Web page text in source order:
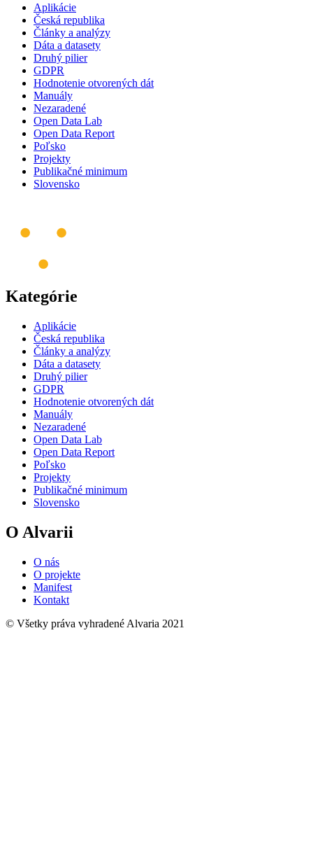
Aplikácie
Česká republika
Články a analýzy
Dáta a datasety
Druhý pilier
GDPR
Hodnotenie otvorených dát
Manuály
Nezaradené
Open Data Lab
Open Data Report
Poľsko
Projekty
Publikačné minimum
Slovensko
Kategórie
Aplikácie
Česká republika
Články a analýzy
Dáta a datasety
Druhý pilier
GDPR
Hodnotenie otvorených dát
Manuály
Nezaradené
Open Data Lab
Open Data Report
Poľsko
Projekty
Publikačné minimum
Slovensko
O Alvarii
O nás
O projekte
Manifest
Kontakt
© Všetky práva vyhradené Alvaria 2021